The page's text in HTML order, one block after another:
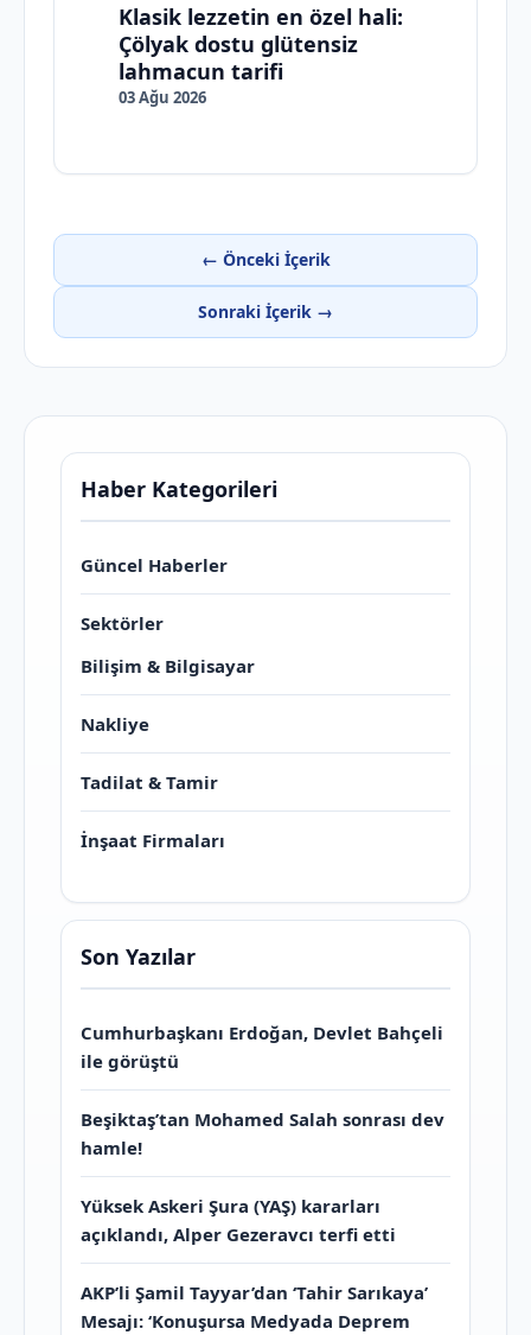
Klasik lezzetin en özel hali:
Çölyak dostu glütensiz
lahmacun tarifi
03 Ağu 2026
← Önceki İçerik
Sonraki İçerik →
Haber Kategorileri
Güncel Haberler
Sektörler
Bilişim & Bilgisayar
Nakliye
Tadilat & Tamir
İnşaat Firmaları
Son Yazılar
Cumhurbaşkanı Erdoğan, Devlet Bahçeli
ile görüştü
Beşiktaş’tan Mohamed Salah sonrası dev
hamle!
Yüksek Askeri Şura (YAŞ) kararları
açıklandı, Alper Gezeravcı terfi etti
AKP’li Şamil Tayyar’dan ‘Tahir Sarıkaya’
Mesajı: ‘Konuşursa Medyada Deprem